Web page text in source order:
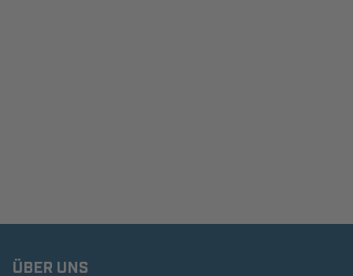
ÜBER UNS